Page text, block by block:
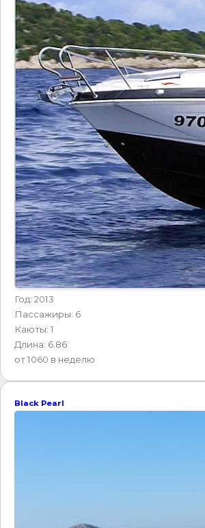
Год: 2013
Пассажиры: 6
Каюты: 1
Длина: 6.86
от 1060 в неделю
Black Pearl